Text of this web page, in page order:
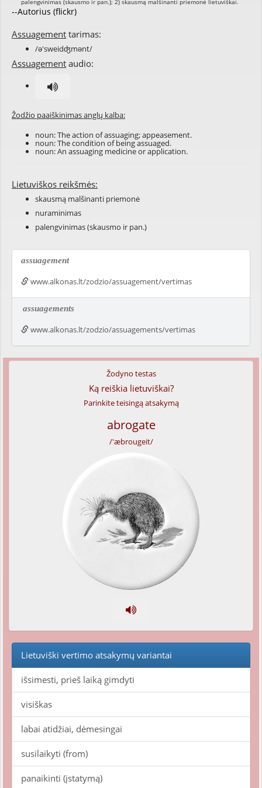
--Autorius (flickr)
Assuagement tarimas:
/ə'sweidʤmənt/
Assuagement audio:
Žodžio paaiškinimas anglų kalba:
noun: The action ofassuaging;appeasement.
noun: The condition of being assuaged.
noun: An assuaging medicineorapplication.
Lietuviškos reikšmės:
skausmą malšinanti priemonė
nuraminimas
palengvinimas (skausmo ir pan.)
assuagement
www.alkonas.lt/zodzio/assuagement/vertimas
assuagements
www.alkonas.lt/zodzio/assuagements/vertimas
Žodyno testas
Ką reiškia lietuviškai?
Parinkite teisingą atsakymą
abrogate
/'æbrougeit/
Lietuviški vertimo atsakymų variantai
išsimesti, prieš laiką gimdyti
visiškas
labai atidžiai, dėmesingai
susilaikyti (from)
panaikinti (įstatymą)